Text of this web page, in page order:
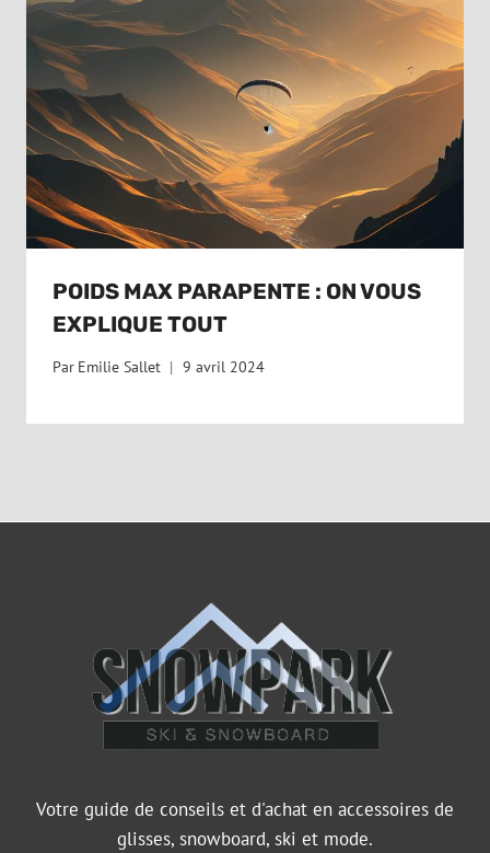
POIDS MAX PARAPENTE : ON VOUS
EXPLIQUE TOUT
Par Emilie Sallet 9 avril 2024
Votre guide de conseils et d'achat en accessoires de
glisses, snowboard, ski et mode.